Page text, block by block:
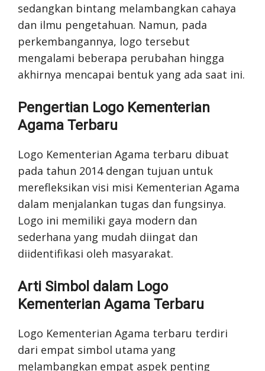
sedangkan bintang melambangkan cahaya
dan ilmu pengetahuan. Namun, pada
perkembangannya, logo tersebut
mengalami beberapa perubahan hingga
akhirnya mencapai bentuk yang ada saat ini.
Pengertian Logo Kementerian
Agama Terbaru
Logo Kementerian Agama terbaru dibuat
pada tahun 2014 dengan tujuan untuk
merefleksikan visi misi Kementerian Agama
dalam menjalankan tugas dan fungsinya.
Logo ini memiliki gaya modern dan
sederhana yang mudah diingat dan
diidentifikasi oleh masyarakat.
Arti Simbol dalam Logo
Kementerian Agama Terbaru
Logo Kementerian Agama terbaru terdiri
dari empat simbol utama yang
melambangkan empat aspek penting